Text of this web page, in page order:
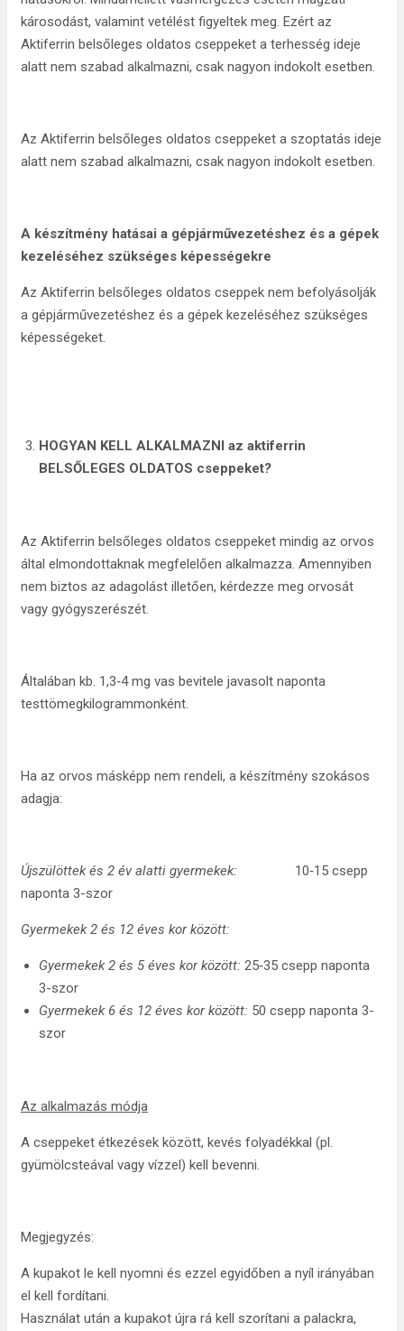
károsodást, valamint vetélést figyeltek meg. Ezért az
Aktiferrin belsőleges oldatos cseppeket a terhesség ideje
alatt nem szabad alkalmazni, csak nagyon indokolt esetben.
Az Aktiferrin belsőleges oldatos cseppeket a szoptatás ideje
alatt nem szabad alkalmazni, csak nagyon indokolt esetben.
A készítmény hatásai a gépjárművezetéshez és a gépek
kezeléséhez szükséges képességekre
Az Aktiferrin belsőleges oldatos cseppek nem befolyásolják
a gépjárművezetéshez és a gépek kezeléséhez szükséges
képességeket.
HOGYAN KELL ALKALMAZNI az aktiferrin
BELSŐLEGES OLDATOS cseppeket?
Az Aktiferrin belsőleges oldatos cseppeket mindig az orvos
által elmondottaknak megfelelően alkalmazza. Amennyiben
nem biztos az adagolást illetően, kérdezze meg orvosát
vagy gyógyszerészét.
Általában kb. 1,3‑4 mg vas bevitele javasolt naponta
testtömegkilogrammonként.
Ha az orvos másképp nem rendeli, a készítmény szokásos
adagja:
Újszülöttek és 2 év alatti gyermekek: 10‑15 csepp
naponta 3-szor
Gyermekek 2 és 12 éves kor között:
Gyermekek 2 és 5 éves kor között: 25‑35 csepp naponta
3-szor
Gyermekek 6 és 12 éves kor között: 50 csepp naponta 3-
szor
Az alkalmazás módja
A cseppeket étkezések között, kevés folyadékkal (pl.
gyümölcsteával vagy vízzel) kell bevenni.
Megjegyzés:
A kupakot le kell nyomni és ezzel egyidőben a nyíl irányában
el kell fordítani.
Használat után a kupakot újra rá kell szorítani a palackra,